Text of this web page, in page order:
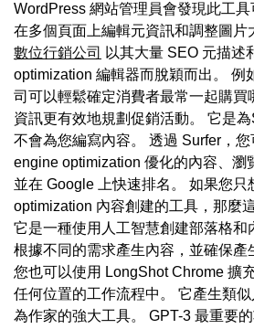
WordPress 網站管理員會發現此工
在多個頁面上編輯元資訊和調整圖片
數位行銷公司
以其大量 SEO 元描述
optimization 編輯器而脫穎而出。 例
司可以輕鬆確定消費者最常一起購買
資訊更有效地規劃促銷活動。 它是為
不會為您編寫內容。 透過 Surfer，
engine optimization 優化的內容、瀏
並在 Google 上快速排名。 如果您只
optimization 內容創建的工具，那麼
它是一種使用人工智慧創建部落格和
根據不同的需求產生內容，並確保產
您也可以使用 LongShot Chrome 擴
任何位置的工作流程中。 它產生類
為作家的強大工具。 GPT-3 最重要